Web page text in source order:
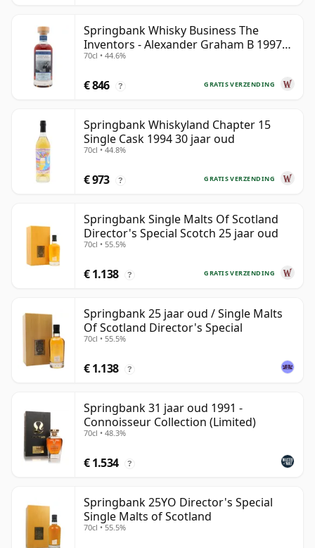
Springbank Whisky Business The
Inventors - Alexander Graham B 1997
28 jaar oud
70cl • 44.6%
GRATIS VERZENDING
€ 846 ?
Springbank Whiskyland Chapter 15
Single Cask 1994 30 jaar oud
70cl • 44.8%
GRATIS VERZENDING
€ 973 ?
Springbank Single Malts Of Scotland
Director's Special Scotch 25 jaar oud
70cl • 55.5%
GRATIS VERZENDING
€ 1.138 ?
Springbank 25 jaar oud / Single Malts
Of Scotland Director's Special
70cl • 55.5%
€ 1.138 ?
Springbank 31 jaar oud 1991 -
Connoisseur Collection (Limited)
70cl • 48.3%
€ 1.534 ?
Springbank 25YO Director's Special
Single Malts of Scotland
70cl • 55.5%